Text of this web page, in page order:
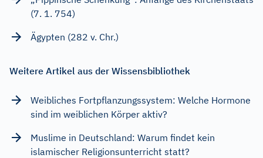
(7. 1. 754)
Ägypten (282 v. Chr.)
Weitere Artikel aus der Wissensbibliothek
Weibliches Fortpflanzungssystem: Welche Hormone
sind im weiblichen Körper aktiv?
Muslime in Deutschland: Warum findet kein
islamischer Religionsunterricht statt?